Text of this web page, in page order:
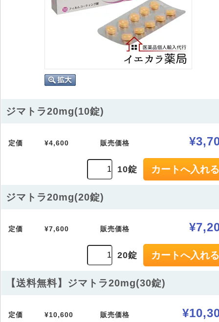
ジマトラ20mg(10錠)
定価 ¥4,600 販売価格
10錠
ジマトラ20mg(20錠)
定価 ¥7,600 販売価格
20錠
【送料無料】ジマトラ20mg(30錠)
定価 ¥10,600 販売価格